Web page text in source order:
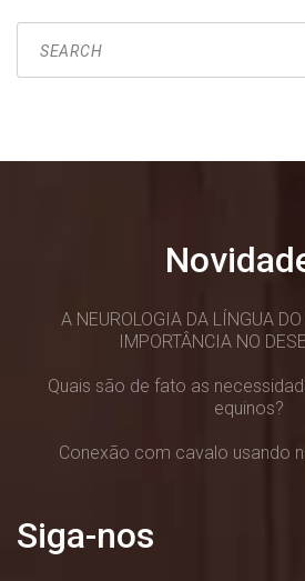
A NEUROLOGIA DA LÍNGUA
IMPORTÂNCIA NO
Quais são de fato as
equinos?
Conexão com cavalo usando
Siga-nos